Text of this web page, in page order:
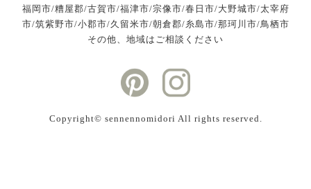
福岡市/糟屋郡/古賀市/福津市/宗像市/春日市/大野城市/太宰府
市/筑紫野市/小郡市/久留米市/朝倉郡/糸島市/那珂川市/鳥栖市
その他、地域はご相談ください
Copyright©︎ sennennomidori All rights reserved.